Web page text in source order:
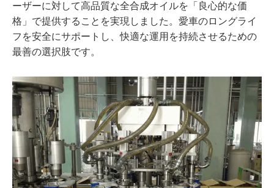
ーザーに対して高品質な全合成オイルを「良心的な価
格」で提供することを実現しました。愛車のロングライ
フを安全にサポートし、快適な運用を持続させるための
最善の選択肢です。